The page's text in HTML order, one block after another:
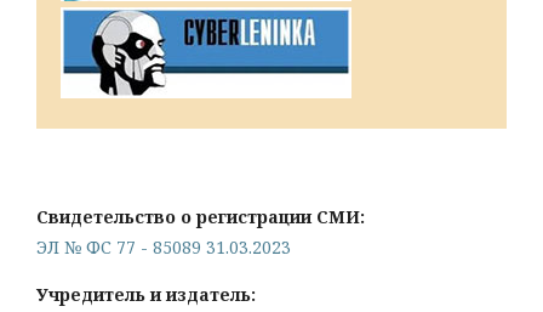
Свидетельство о регистрации СМИ:
ЭЛ № ФС 77 - 85089 31.03.2023
Учредитель и издатель: